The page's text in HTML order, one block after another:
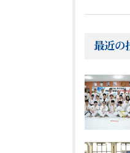
最近の